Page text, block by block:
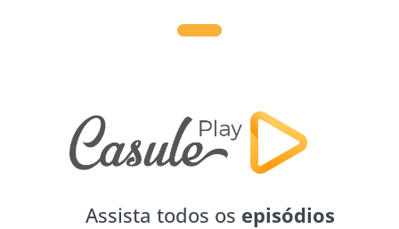
Assista todos os episódios